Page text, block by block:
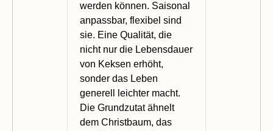
werden können. Saisonal
anpassbar, flexibel sind
sie. Eine Qualität, die
nicht nur die Lebensdauer
von Keksen erhöht,
sonder das Leben
generell leichter macht.
Die Grundzutat ähnelt
dem Christbaum, das